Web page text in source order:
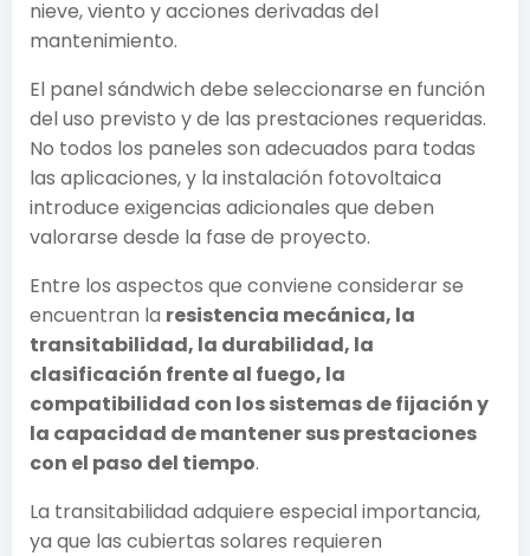
nieve, viento y acciones derivadas del
mantenimiento.
El panel sándwich debe seleccionarse en función
del uso previsto y de las prestaciones requeridas.
No todos los paneles son adecuados para todas
las aplicaciones, y la instalación fotovoltaica
introduce exigencias adicionales que deben
valorarse desde la fase de proyecto.
Entre los aspectos que conviene considerar se
encuentran la resistencia mecánica, la
transitabilidad, la durabilidad, la
clasificación frente al fuego, la
compatibilidad con los sistemas de fijación y
la capacidad de mantener sus prestaciones
con el paso del tiempo.
La transitabilidad adquiere especial importancia,
ya que las cubiertas solares requieren